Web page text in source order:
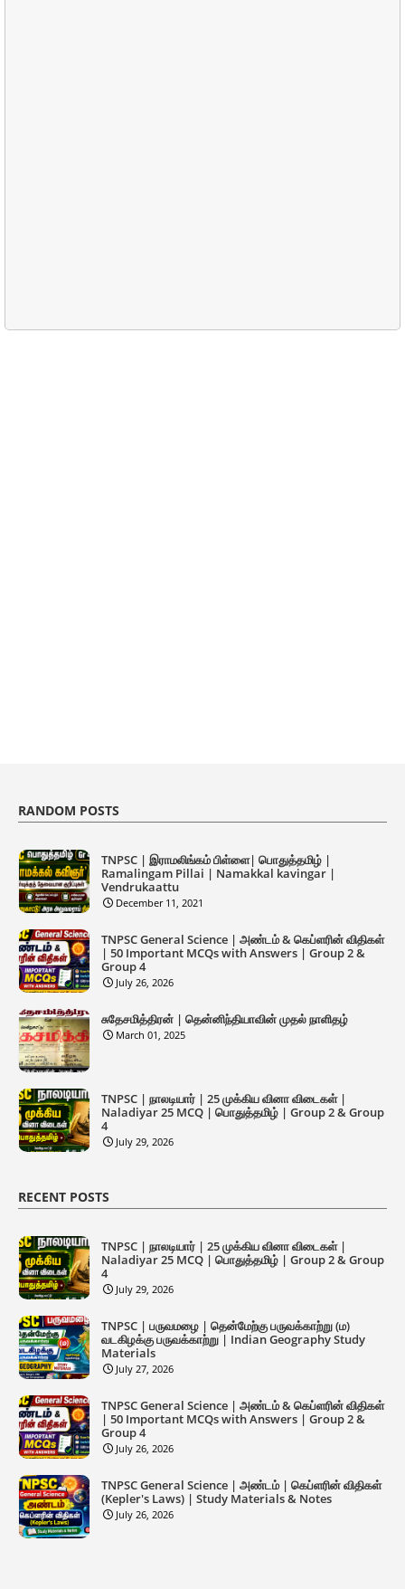
RANDOM POSTS
TNPSC | இராமலிங்கம் பிள்ளை| பொதுத்தமிழ் |
Ramalingam Pillai | Namakkal kavingar |
Vendrukaattu
December 11, 2021
TNPSC General Science | அண்டம் & கெப்ளரின் விதிகள்
| 50 Important MCQs with Answers | Group 2 &
Group 4
July 26, 2026
சுதேசமித்திரன் | தென்னிந்தியாவின் முதல் நாளிதழ்
March 01, 2025
TNPSC | நாலடியார் | 25 முக்கிய வினா விடைகள் |
Naladiyar 25 MCQ | பொதுத்தமிழ் | Group 2 & Group
4
July 29, 2026
RECENT POSTS
TNPSC | நாலடியார் | 25 முக்கிய வினா விடைகள் |
Naladiyar 25 MCQ | பொதுத்தமிழ் | Group 2 & Group
4
July 29, 2026
TNPSC | பருவமழை | தென்மேற்கு பருவக்காற்று (ம)
வடகிழக்கு பருவக்காற்று | Indian Geography Study
Materials
July 27, 2026
TNPSC General Science | அண்டம் & கெப்ளரின் விதிகள்
| 50 Important MCQs with Answers | Group 2 &
Group 4
July 26, 2026
TNPSC General Science | அண்டம் | கெப்ளரின் விதிகள்
(Kepler's Laws) | Study Materials & Notes
July 26, 2026